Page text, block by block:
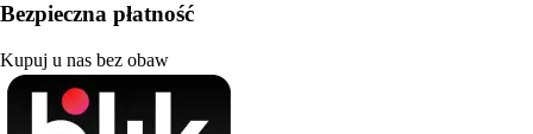
Bezpieczna płatność
Kupuj u nas bez obaw